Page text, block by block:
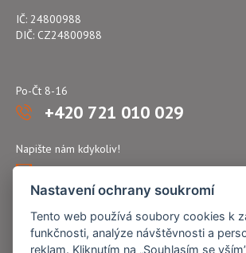
IČ: 24800988
DIČ: CZ24800988
Po-Čt 8-16
+420 721 010 029
Napište nám kdykoliv!
atflex@seznam.cz
Nastavení ochrany soukromí
Tento web používá soubory cookies k
funkčnosti, analýze návštěvnosti a
reklam. Kliknutím na „Souhlasím se